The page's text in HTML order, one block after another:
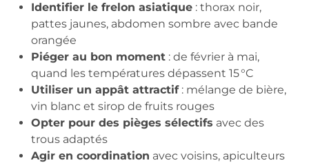
Identifier le frelon asiatique : thorax noir,
pattes jaunes, abdomen sombre avec bande
orangée
Piéger au bon moment : de février à mai,
quand les températures dépassent 15 °C
Utiliser un appât attractif: mélange de bière,
vin blanc et sirop de fruits rouges
Opter pour des pièges sélectifs avec des
trous adaptés
Agir en coordination avec voisins, apiculteurs